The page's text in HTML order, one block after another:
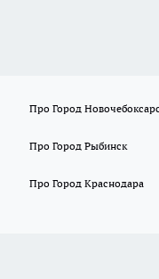
Про Город
Про Город Рыбинск
Про Город Краснодара